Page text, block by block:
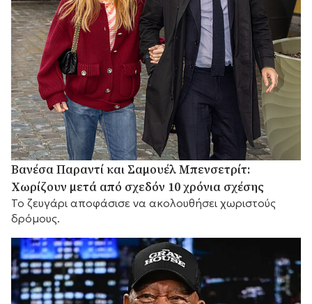
Βανέσα Παραντί και Σαμουέλ Μπενσετρίτ:
Χωρίζουν μετά από σχεδόν 10 χρόνια σχέσης
Το ζευγάρι αποφάσισε να ακολουθήσει χωριστούς
δρόμους.